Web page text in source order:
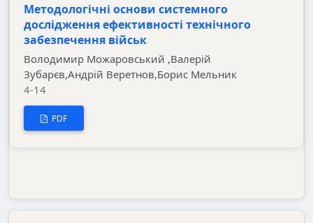
Методологічні основи системного
дослідження ефективності технічного
забезпечення військ
Володимир Можаровський ,Валерій
Зубарєв,Андрій Веретнов,Борис Мельник
4-14
PDF